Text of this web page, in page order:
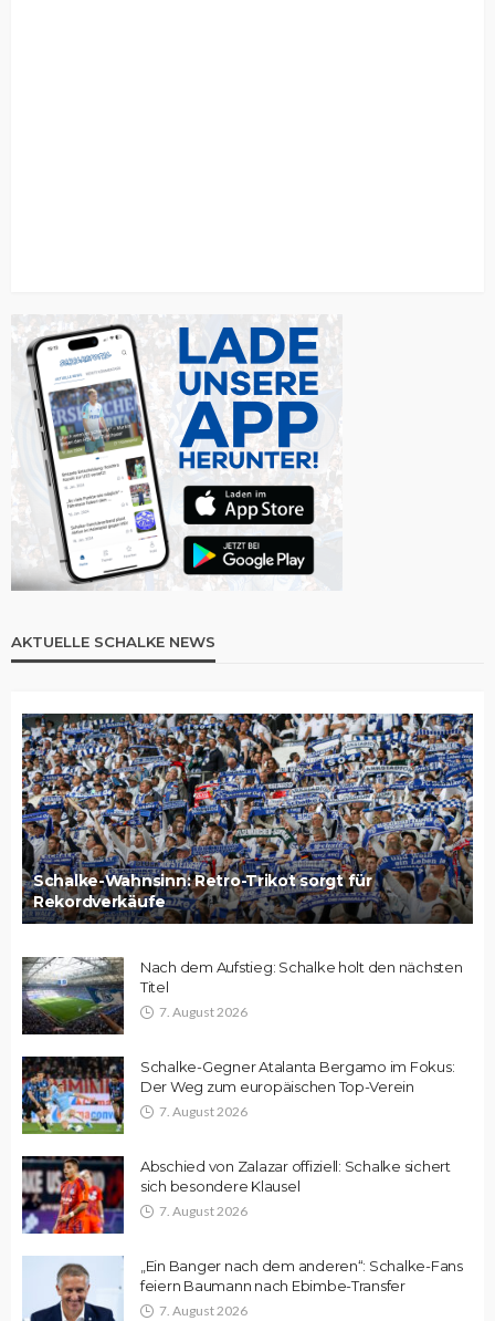
AKTUELLE SCHALKE NEWS
Schalke-Wahnsinn: Retro-Trikot sorgt für
Rekordverkäufe
Nach dem Aufstieg: Schalke holt den nächsten
Titel
7. August 2026
Schalke-Gegner Atalanta Bergamo im Fokus:
Der Weg zum europäischen Top-Verein
7. August 2026
Abschied von Zalazar offiziell: Schalke sichert
sich besondere Klausel
7. August 2026
„Ein Banger nach dem anderen“: Schalke-Fans
feiern Baumann nach Ebimbe-Transfer
7. August 2026